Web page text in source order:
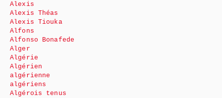
Alexis
Alexis Théas
Alexis Tiouka
Alfons
Alfonso Bonafede
Alger
Algérie
Algérien
algérienne
algériens
Algérois tenus